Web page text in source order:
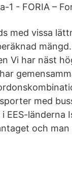
- FORIA –
med vissa
Vi har näst
med
EES-
och